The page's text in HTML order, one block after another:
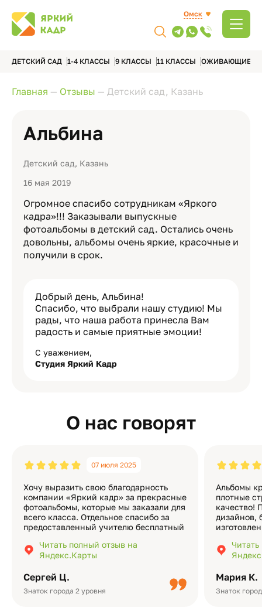
Омск
ДЕТСКИЙ САД 1-4 КЛАССЫ 9 КЛАССЫ 11 КЛАССЫ ОЖИВАЮЩИЕ
Главная — Отзывы — Детский сад, Казань
Альбина
Детский сад, Казань
16 мая 2019
Огромное спасибо сотрудникам «Яркого
кадра»!!! Заказывали выпускные
фотоальбомы в детский сад. Остались очень
довольны, альбомы очень яркие, красочные и
получили в срок.
Добрый день, Альбина!
Спасибо, что выбрали нашу студию! Мы
рады, что наша работа принесла Вам
радость и самые приятные эмоции!
С уважением,
Студия Яркий Кадр
О нас говорят
Сергей Ц.
Знаток города 2 уровня
07 июля 2025
Хочу выразить свою благодарность
компании «Яркий кадр» за прекрасные
фотоальбомы, которые мы заказали для
всего класса. Отдельное спасибо за
предоставленный учителю бесплатный
подчёркивает значимость события.
Качество альбомов на высшем уровне:
Читать полный отзыв на
Яндекс.Карты
Мария К.
Знаток
Альбомы
плотные
качество!
дизайнов,
добавить
видео с